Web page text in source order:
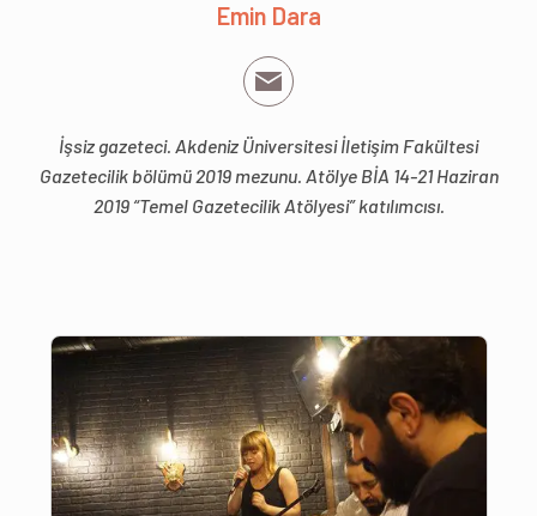
Emin Dara
İşsiz gazeteci. Akdeniz Üniversitesi İletişim Fakültesi
Gazetecilik bölümü 2019 mezunu. Atölye BİA 14-21 Haziran
2019 “Temel Gazetecilik Atölyesi” katılımcısı.